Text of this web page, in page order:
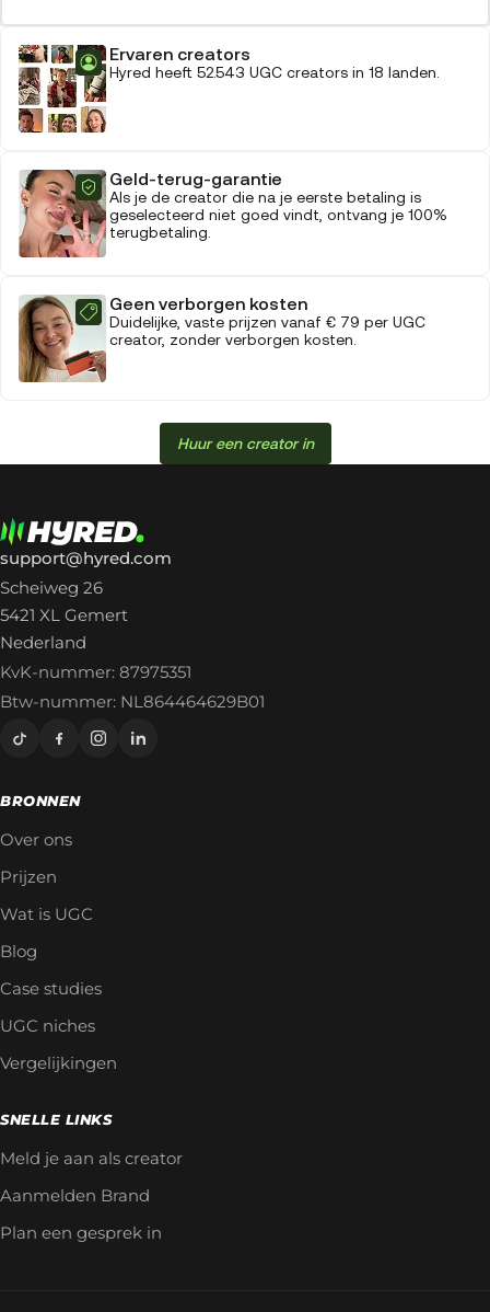
Ervaren creators
Hyred heeft 52.543 UGC creators in 18 landen.
Geld-terug-garantie
Als je de creator die na je eerste betaling is
geselecteerd niet goed vindt, ontvang je 100%
terugbetaling.
Geen verborgen kosten
Duidelijke, vaste prijzen vanaf € 79 per UGC
creator, zonder verborgen kosten.
Huur een creator in
support@hyred.com
Scheiweg 26
5421 XL Gemert
Nederland
KvK-nummer: 87975351
Btw-nummer: NL864464629B01
BRONNEN
Over ons
Prijzen
Wat is UGC
Blog
Case studies
UGC niches
Vergelijkingen
SNELLE LINKS
Meld je aan als creator
Aanmelden Brand
Plan een gesprek in